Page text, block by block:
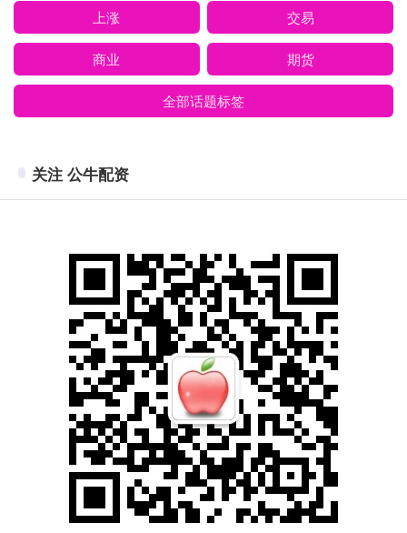
上涨 交易
商业 期货
全部话题标签
关注 公牛配资